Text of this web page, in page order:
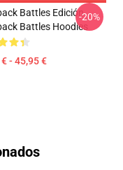
Battles Edición
Battles Hoodies
- 45,95 €
-20%